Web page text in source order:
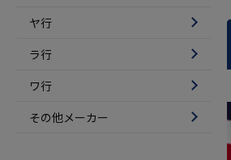
ヤ行
ラ行
ワ行
その他メーカー